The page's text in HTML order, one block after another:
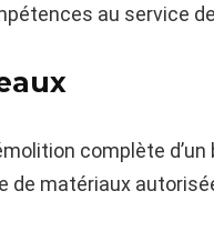
au service
complète
de matériaux